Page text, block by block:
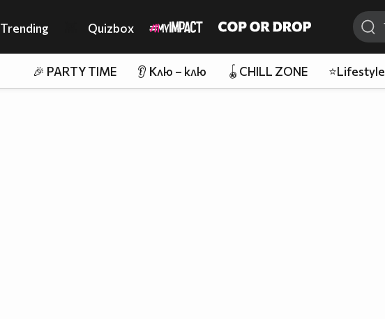
Trending Quizbox
🎉 PARTY TIME 👂 Клю – клю 🪀CHILL ZONE ⭐Lifestyle